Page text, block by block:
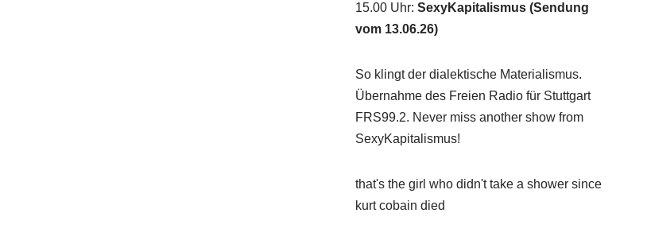
15.00 Uhr: SexyKapitalismus (Sendung
vom 13.06.26)
So klingt der dialektische Materialismus.
Übernahme des Freien Radio für Stuttgart
FRS99.2. Never miss another show from
SexyKapitalismus!
that's the girl who didn't take a shower since
kurt cobain died